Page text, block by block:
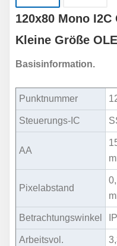
120x80 Mono I2C
Kleine Größe
Basisinformation.
Punktnummer
Steuerungs-IC
AA
Pixelabstand
Betrachtungswinkel
Arbeitsvol.